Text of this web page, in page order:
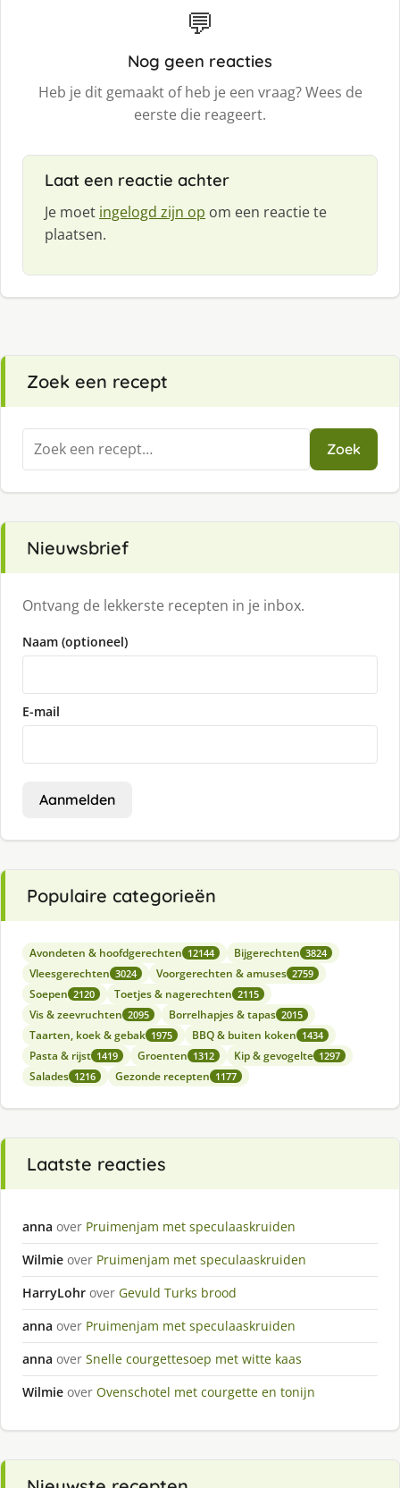
💬
Nog geen reacties
Heb je dit gemaakt of heb je een vraag? Wees de
eerste die reageert.
Laat een reactie achter
Je moet ingelogd zijn op om een reactie te
plaatsen.
Zoek een recept
Zoeken
naar:
Zoek
Nieuwsbrief
Ontvang de lekkerste recepten in je inbox.
Naam (optioneel)
E-mail
Aanmelden
Populaire categorieën
Avondeten & hoofdgerechten 12144 Bijgerechten 3824
Vleesgerechten 3024 Voorgerechten & amuses 2759
Soepen 2120 Toetjes & nagerechten 2115
Vis & zeevruchten 2095 Borrelhapjes & tapas 2015
Taarten, koek & gebak 1975 BBQ & buiten koken 1434
Pasta & rijst 1419 Groenten 1312 Kip & gevogelte 1297
Salades 1216 Gezonde recepten 1177
Laatste reacties
anna over Pruimenjam met speculaaskruiden
Wilmie over Pruimenjam met speculaaskruiden
HarryLohr over Gevuld Turks brood
anna over Pruimenjam met speculaaskruiden
anna over Snelle courgettesoep met witte kaas
Wilmie over Ovenschotel met courgette en tonijn